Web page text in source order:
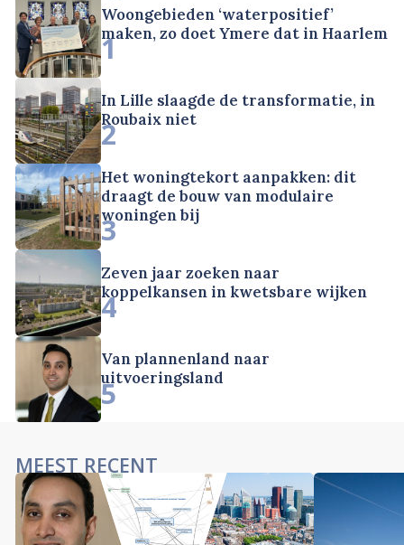
Woongebieden ‘waterpositief’
maken, zo doet Ymere dat in Haarlem
1
In Lille slaagde de transformatie, in
Roubaix niet
2
Het woningtekort aanpakken: dit
draagt de bouw van modulaire
woningen bij
3
Zeven jaar zoeken naar
koppelkansen in kwetsbare wijken
4
Van plannenland naar
uitvoeringsland
5
MEEST RECENT